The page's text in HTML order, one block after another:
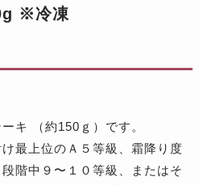
※冷凍
キ （約150ｇ）です。
最上位のＡ５等級、霜降り度
階中９〜１０等級、またはそ